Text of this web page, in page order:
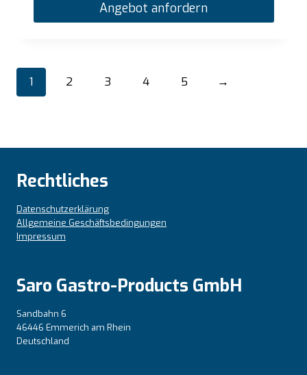
Angebot anfordern
1 2 3 4 5 →
Rechtliches
Datenschutzerklärung
Allgemeine Geschäftsbedingungen
Impressum
Saro Gastro-Products GmbH
Sandbahn 6
46446 Emmerich am Rhein
Deutschland